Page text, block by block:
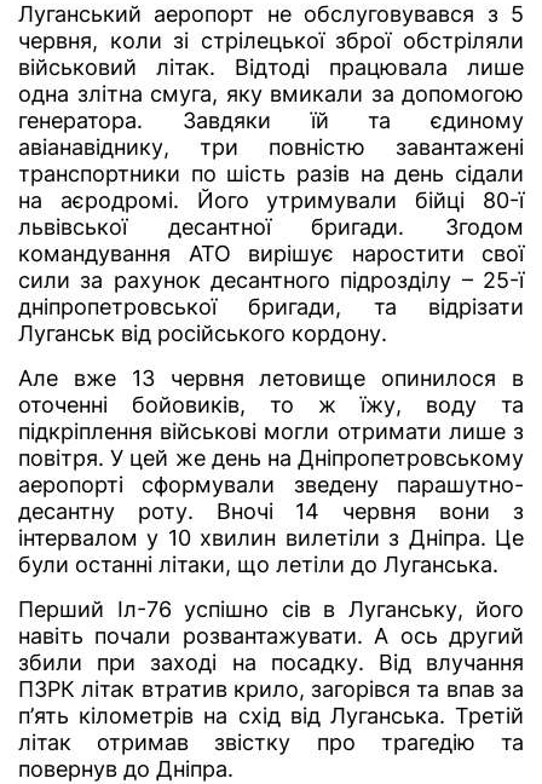
Луганський аеропорт не обслуговувався з 5
червня, коли зі стрілецької зброї обстріляли
військовий літак. Відтоді працювала лише
одна злітна смуга, яку вмикали за допомогою
генератора. Завдяки їй та єдиному
авіанавіднику, три повністю завантажені
транспортники по шість разів на день сідали
на аєродромі. Його утримували бійці 80-ї
львівської десантної бригади. Згодом
командування АТО вирішує наростити свої
сили за рахунок десантного підрозділу – 25-ї
дніпропетровської бригади, та відрізати
Луганськ від російського кордону.
Але вже 13 червня летовище опинилося в
оточенні бойовиків, то ж їжу, воду та
підкріплення військові могли отримати лише з
повітря. У цей же день на Дніпропетровському
аеропорті сформували зведену парашутно-
десантну роту. Вночі 14 червня вони з
інтервалом у 10 хвилин вилетіли з Дніпра. Це
були останні літаки, що летіли до Луганська.
Перший Іл-76 успішно сів в Луганську, його
навіть почали розвантажувати. А ось другий
збили при заході на посадку. Від влучання
ПЗРК літак втратив крило, загорівся та впав за
п’ять кілометрів на схід від Луганська. Третій
літак отримав звістку про трагедію та
повернув до Дніпра.